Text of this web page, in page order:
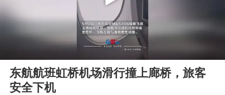
Play
东航航班虹桥机场滑行撞上廊桥，旅客
安全下机